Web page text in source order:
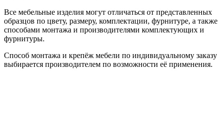
Все мебельные изделия могут отличаться от представленных
образцов по цвету, размеру, комплектации, фурнитуре, а также
способами монтажа и производителями комплектующих и
фурнитуры.
Способ монтажа и крепёж мебели по индивидуальному заказу
выбирается производителем по возможности её применения.